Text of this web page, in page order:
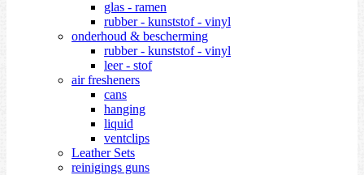
glas - ramen
rubber - kunststof - vinyl
onderhoud & bescherming
rubber - kunststof - vinyl
leer - stof
air fresheners
cans
hanging
liquid
ventclips
Leather Sets
reinigings guns